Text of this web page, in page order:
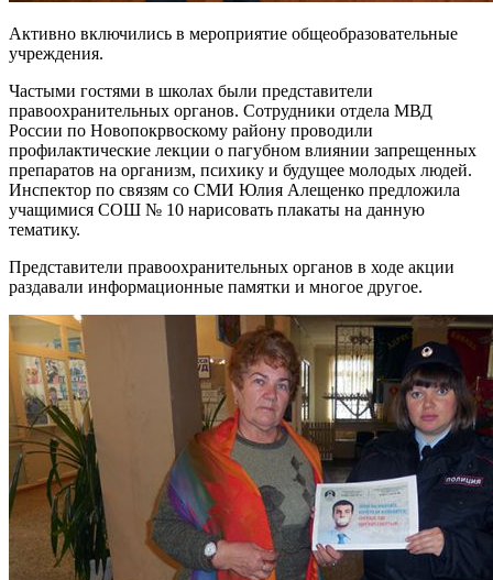
Активно включились в мероприятие общеобразовательные
учреждения.
Частыми гостями в школах были представители
правоохранительных органов. Сотрудники отдела МВД
России по Новопокрвоскому району проводили
профилактические лекции о пагубном влиянии запрещенных
препаратов на организм, психику и будущее молодых людей.
Инспектор по связям со СМИ Юлия Алещенко предложила
учащимися СОШ № 10 нарисовать плакаты на данную
тематику.
Представители правоохранительных органов в ходе акции
раздавали информационные памятки и многое другое.